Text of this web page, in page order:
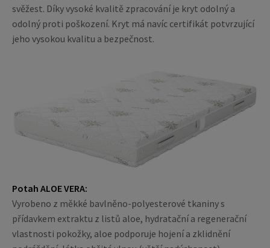
svěžest. Díky vysoké kvalitě zpracování je kryt odolný a
odolný proti poškození. Kryt má navíc certifikát potvrzující
jeho vysokou kvalitu a bezpečnost.
Potah ALOE VERA:
Vyrobeno z měkké bavlněno-polyesterové tkaniny s
přídavkem extraktu z listů aloe, hydratační a regenerační
vlastnosti pokožky, aloe podporuje hojení a zklidnění